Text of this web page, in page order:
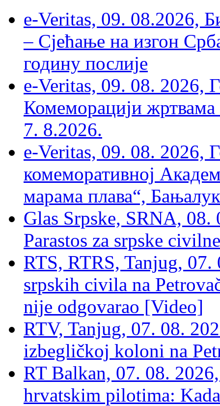
e-Veritas, 09. 08.2026,
– Сјећање на изгон
годину послије
e-Veritas, 09. 08. 2026,
Комеморацији жртвама
7. 8.2026.
e-Veritas, 09. 08. 2026,
комеморативној
марама плава“,
Glas Srpske, SRNA,
Parastos za srpske
RTS, RTRS, Tanjug,
srpskih civila na
nije odgovarao [Video]
RTV, Tanjug, 07. 08.
izbegličkoj koloni na
RT Balkan, 07. 08.
hrvatskim pilotima: